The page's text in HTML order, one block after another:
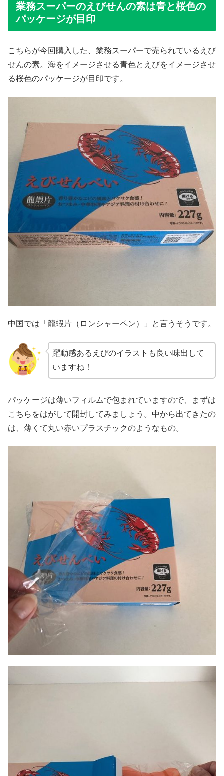
業務スーパーのえびせんの素は青と桜色の
パッケージが目印
こちらが今回購入した、業務スーパーで売られているえび
せんの素。海をイメージさせる青色とえびをイメージさせ
る桜色のパッケージが目印です。
中国では「龍蝦片（ロンシャーペン）」と言うそうです。
躍動感あるえびのイラストも良い味出して
いますね！
パッケージは薄いフィルムで包まれていますので、まずは
こちらをはがして開封してみましょう。中から出てきたの
は、薄くて丸い赤いプラスチックのようなもの。